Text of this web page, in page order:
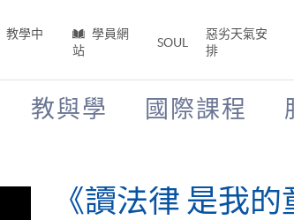
教學中
學員網
站
SOUL
惡劣天氣安
排
教與學 國際課程
《讀法律 是我